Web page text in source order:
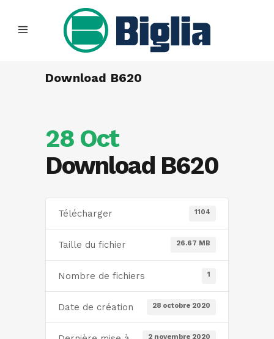
Download B620
28 Oct
Download B620
Télécharger 1104
Taille du fichier 26.67 MB
Nombre de fichiers 1
Date de création 28 octobre 2020
2 novembre 2020